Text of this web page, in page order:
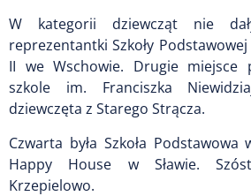
W kategorii dziewcząt nie
reprezentantki Szkoły Podstawowej
II we Wschowie. Drugie miejsce
szkole im. Franciszka
dziewczęta z Starego Strącza.
Czwarta była Szkoła
Happy House w Sławie.
Krzepielowo.